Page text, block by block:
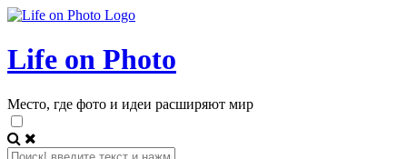
Life on Photo
Место, где фото и идеи расширяют мир